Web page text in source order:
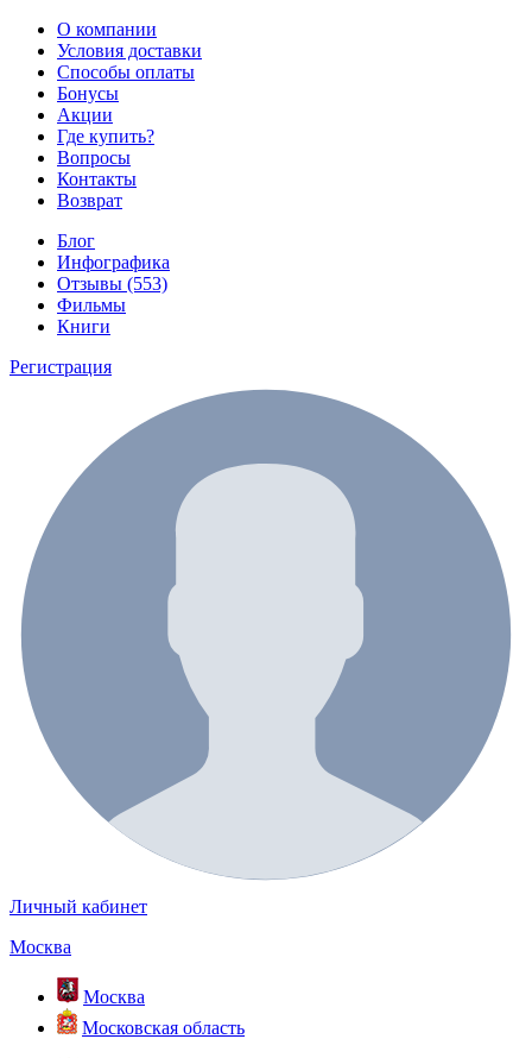
О компании
Условия доставки
Способы оплаты
Бонусы
Акции
Где купить?
Вопросы
Контакты
Возврат
Блог
Инфографика
Отзывы (553)
Фильмы
Книги
Регистрация
Личный кабинет
Москва
Москва
Московская область